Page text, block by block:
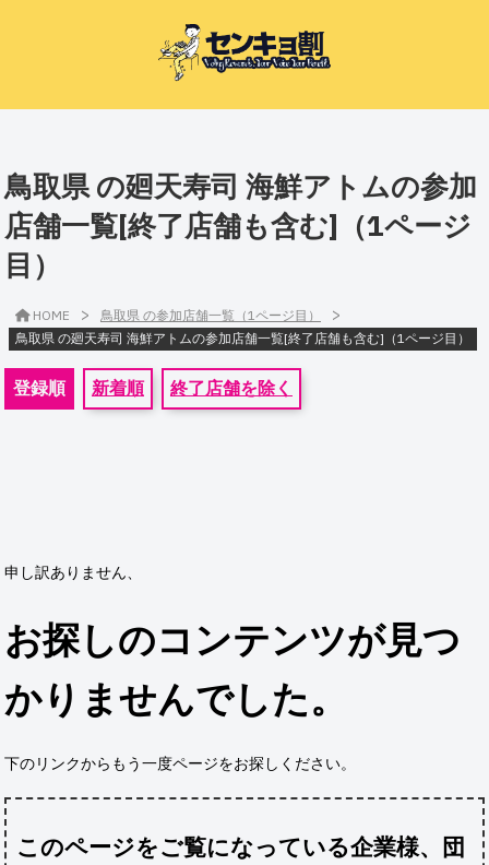
鳥取県 の廻天寿司 海鮮アトムの参加
店舗一覧[終了店舗も含む]（1ページ
目）
HOME > 鳥取県 の参加店舗一覧（1ページ目） >
鳥取県 の廻天寿司 海鮮アトムの参加店舗一覧[終了店舗も含む]（1ページ目）
登録順 新着順 終了店舗を除く
申し訳ありません、
お探しのコンテンツが見つ
かりませんでした。
下のリンクからもう一度ページをお探しください。
このページをご覧になっている企業様、団